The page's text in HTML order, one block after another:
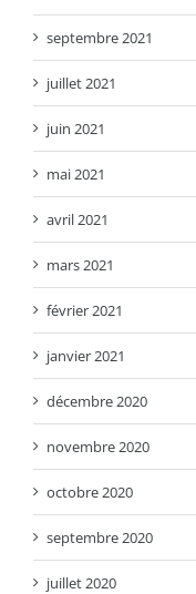
septembre 2021
juillet 2021
juin 2021
mai 2021
avril 2021
mars 2021
février 2021
janvier 2021
décembre 2020
novembre 2020
octobre 2020
septembre 2020
juillet 2020